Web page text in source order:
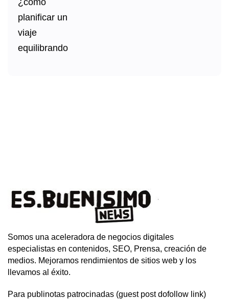
Somos una aceleradora de negocios digitales
especialistas en contenidos, SEO, Prensa, creación de
medios. Mejoramos rendimientos de sitios web y los
llevamos al éxito.
Para publinotas patrocinadas (guest post dofollow link)